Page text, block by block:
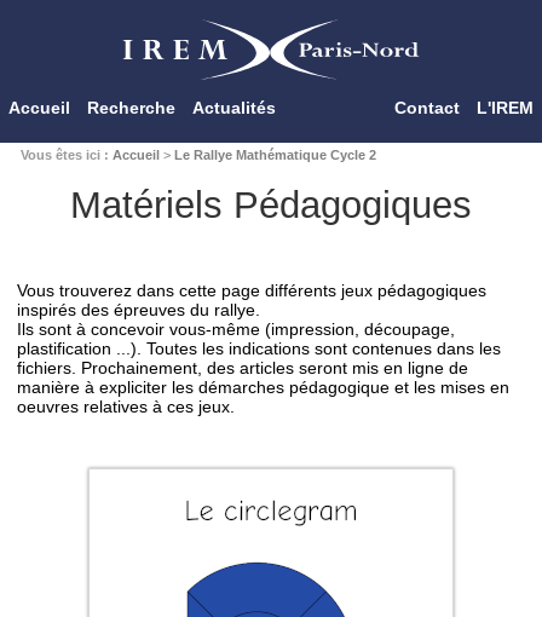
Accueil Recherche Actualités Contact L'IREM
Vous êtes ici : Accueil> Le Rallye Mathématique Cycle 2
Matériels Pédagogiques
Vous trouverez dans cette page différents jeux pédagogiques
inspirés des épreuves du rallye.
Ils sont à concevoir vous-même (impression, découpage,
plastification ...). Toutes les indications sont contenues dans les
fichiers. Prochainement, des articles seront mis en ligne de
manière à expliciter les démarches pédagogique et les mises en
oeuvres relatives à ces jeux.